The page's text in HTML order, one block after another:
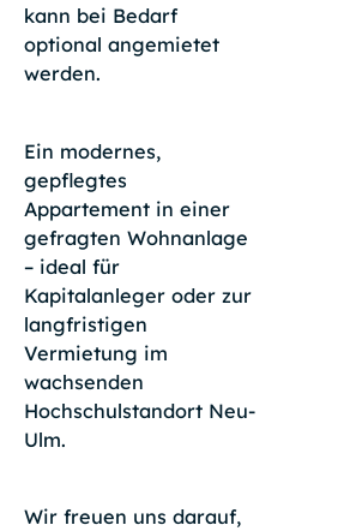
kann bei Bedarf
optional angemietet
werden.
Ein modernes,
gepflegtes
Appartement in einer
gefragten Wohnanlage
– ideal für
Kapitalanleger oder zur
langfristigen
Vermietung im
wachsenden
Hochschulstandort Neu-
Ulm.
Wir freuen uns darauf,